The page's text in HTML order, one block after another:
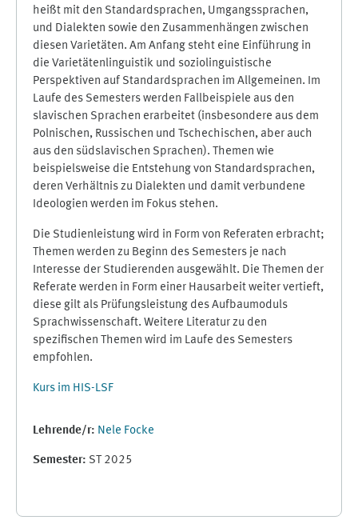
heißt mit den Standardsprachen, Umgangssprachen,
und Dialekten sowie den Zusammenhängen zwischen
diesen Varietäten. Am Anfang steht eine Einführung in
die Varietätenlinguistik und soziolinguistische
Perspektiven auf Standardsprachen im Allgemeinen. Im
Laufe des Semesters werden Fallbeispiele aus den
slavischen Sprachen erarbeitet (insbesondere aus dem
Polnischen, Russischen und Tschechischen, aber auch
aus den südslavischen Sprachen). Themen wie
beispielsweise die Entstehung von Standardsprachen,
deren Verhältnis zu Dialekten und damit verbundene
Ideologien werden im Fokus stehen.
Die Studienleistung wird in Form von Referaten erbracht;
Themen werden zu Beginn des Semesters je nach
Interesse der Studierenden ausgewählt. Die Themen der
Referate werden in Form einer Hausarbeit weiter vertieft,
diese gilt als Prüfungsleistung des Aufbaumoduls
Sprachwissenschaft. Weitere Literatur zu den
spezifischen Themen wird im Laufe des Semesters
empfohlen.
Kurs im HIS-LSF
Lehrende/r: Nele Focke
Semester: ST 2025